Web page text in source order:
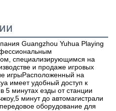
Guangzhou Yuhua Playing
специализирующимся на
и продаже игровых
игрыРасположенный на
имеет удобный доступ к
5 минутах езды от станции
минут до автомагистрали
оборудование для